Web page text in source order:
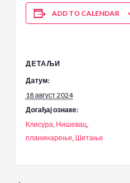
ADD TO CALENDAR
ДЕТАЉИ
Датум:
18 август 2024
Догађај ознаке:
Клисура, Нишевац,
планинарење, Шетање